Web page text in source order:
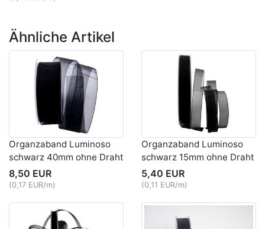
Ähnliche Artikel
Organzaband Luminoso
schwarz 40mm ohne Draht
8,50 EUR
(0,17 EUR/m)
Organzaband Luminoso
schwarz 15mm ohne Draht
5,40 EUR
(0,11 EUR/m)